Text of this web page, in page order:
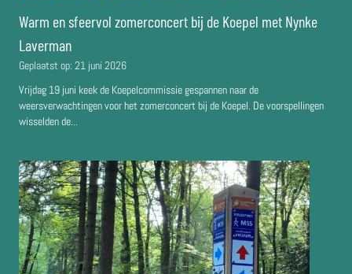
Warm en sfeervol zomerconcert bij de Koepel met Nynke
Laverman
Geplaatst op: 21 juni 2026
Vrijdag 19 juni keek de Koepelcommissie gespannen naar de
weersverwachtingen voor het zomerconcert bij de Koepel. De voorspellingen
wisselden de...